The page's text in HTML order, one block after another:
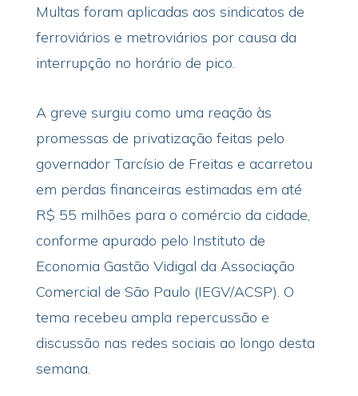
Multas foram aplicadas aos sindicatos de
ferroviários e metroviários por causa da
interrupção no horário de pico.
A greve surgiu como uma reação às
promessas de privatização feitas pelo
governador Tarcísio de Freitas e acarretou
em perdas financeiras estimadas em até
R$ 55 milhões para o comércio da cidade,
conforme apurado pelo Instituto de
Economia Gastão Vidigal da Associação
Comercial de São Paulo (IEGV/ACSP). O
tema recebeu ampla repercussão e
discussão nas redes sociais ao longo desta
semana.